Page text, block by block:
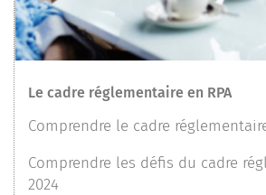
Le cadre réglementaire en RPA
Comprendre le cadre
Comprendre les défis du cadre
2024